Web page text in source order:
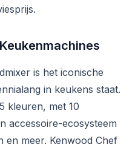
is het iconische
in keukens staat.
kleuren, met 10
accessoire-ecosysteem
en meer. Kenwood Chef